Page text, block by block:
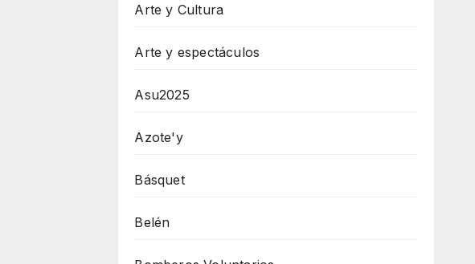
Arte y Cultura
Arte y espectáculos
Asu2025
Azote'y
Básquet
Belén